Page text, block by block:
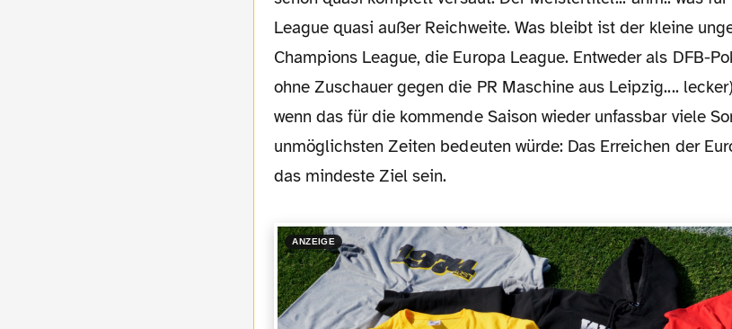
League quasi außer Reichweite. Was bleibt ist der kleine
Champions League, die Europa League. Entweder als DFB-
ohne Zuschauer gegen die PR Maschine aus Leipzig....
wenn das für die kommende Saison wieder unfassbar viele
unmöglichsten Zeiten bedeuten würde: Das Erreichen der
das mindeste Ziel sein.
ANZEIGE